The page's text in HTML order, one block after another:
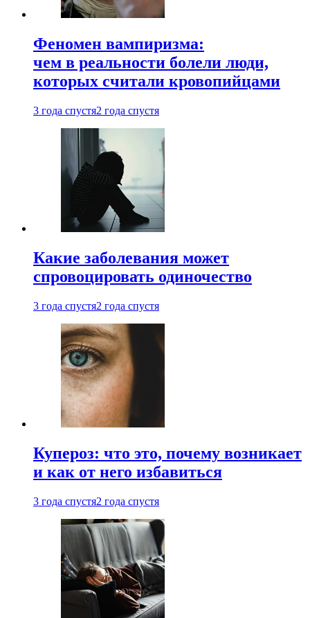
Феномен вампиризма:
чем в реальности болели люди,
которых считали кровопийцами
3 года спустя2 года спустя
Какие заболевания может
спровоцировать одиночество
3 года спустя2 года спустя
Купероз: что это, почему возникает
и как от него избавиться
3 года спустя2 года спустя